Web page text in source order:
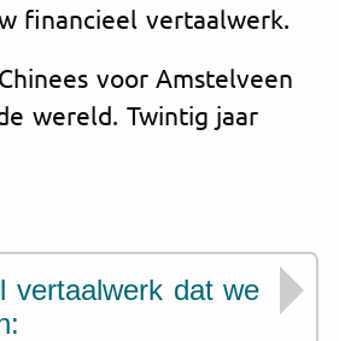
financieel vertaalwerk.
voor Amstelveen
wereld. Twintig jaar
vertaalwerk dat we